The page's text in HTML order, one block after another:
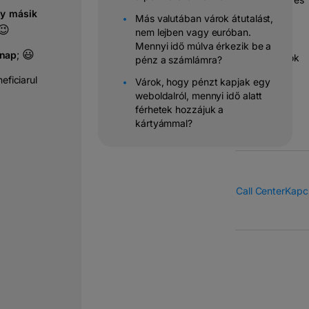
banki
átutalások
Megoldások
számára
Call Center
másik
; 😃
Más valutában várok átutalást,
nem lejben vagy euróban.
Mennyi idő múlva érkezik be a
pénz a számlámra?
Várok, hogy pénzt kapjak egy
weboldalról, mennyi idő alatt
férhetek hozzájuk a
kártyámmal?